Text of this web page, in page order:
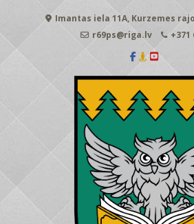
Imantas iela 11A, Kurzemes
r69ps@riga.lv
+371